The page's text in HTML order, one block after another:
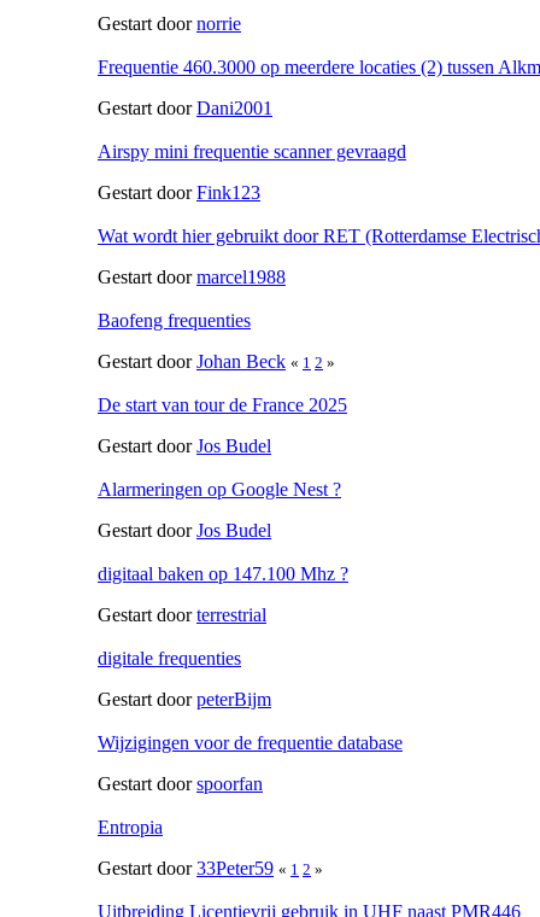
Gestart doornorrie
Frequentie 460.3000 op meerdere locaties (2) tussen
Gestart doorDani2001
Airspy mini frequentie scanner gevraagd
Gestart doorFink123
Wat wordt hier gebruikt door RET (Rotterdamse
Gestart doormarcel1988
Baofeng frequenties
Gestart doorJohan Beck « 1 2 »
De start van tour de France 2025
Gestart doorJos Budel
Alarmeringen op Google Nest ?
Gestart doorJos Budel
digitaal baken op 147.100 Mhz ?
Gestart doorterrestrial
digitale frequenties
Gestart doorpeterBijm
Wijzigingen voor de frequentie database
Gestart doorspoorfan
Entropia
Gestart door33Peter59 « 1 2 »
Uitbreiding Licentievrij gebruik in UHF naast PMR446